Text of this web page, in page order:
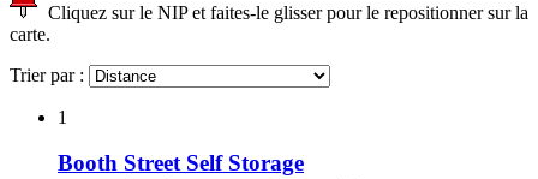
Cliquez sur le NIP et faites-le glisser pour le repositionner sur la
carte.
Trier par :
1
Booth Street Self Storage